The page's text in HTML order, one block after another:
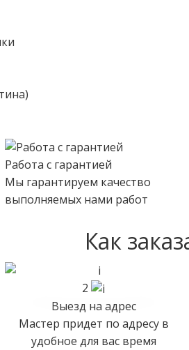
Работа с гарантией
Мы гарантируем качество
выполняемых нами работ
Как
2
Выезд на адрес
Мастер придет по адресу в
удобное для вас время